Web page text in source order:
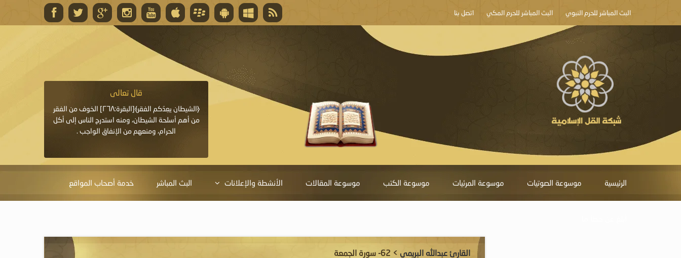
البث المباشر للحرم النبوي البث المباشر للحرم المكي اتصل بنا
قال تعالى
المغفرة لأنها أغلى جائزة، وهي مفتاح باب العطايا التي
قال تعالى
﴿الشيطان يعِدُكم الفقر﴾[البقرة:٢٦٨] الخوف من الفقر
من أهم أسلحة الشيطان، ومنه استدرج الناس إلى أكل
الحرام، ومنعهم من الإنفاق الواجب .
الرئيسية موسوعة الصوتيات موسوعة المرئيات موسوعة الكتب موسوعة المقالات الأنشطة والإعلانات البث المباشر خدمة أصحاب المواقع
القارئ عبدالله البريمي > 62- سورة الجمعة